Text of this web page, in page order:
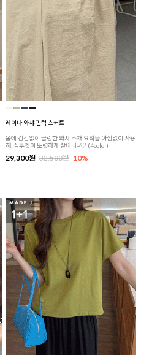
레이나 와샤 핀턱 스커트
몸에 감김없이 쿨링한 와샤 소재 요척을 아낌없이 사용
해, 실루엣이 또렷하게 살아나~♡ (4color)
29,300원 32,500원 10%